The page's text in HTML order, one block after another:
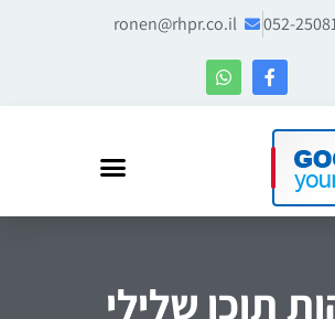
052-
ronen@rhpr.co.il
תוכן שלילי